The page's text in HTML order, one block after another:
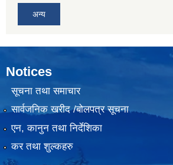
अन्य
Notices
सूचना तथा समाचार
सार्वजनिक खरीद /बोलपत्र सूचना
एन, कानुन तथा निर्देशिका
कर तथा शुल्कहरु